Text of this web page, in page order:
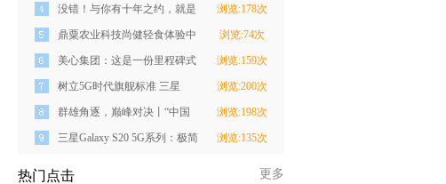
少儿迷你马拉松
没错！与你有十年之约，就是
这么霸道！
浏览:178次
鼎粟农业科技尚健轻食体验中
心开业庆典暨尚
浏览:74次
美心集团：这是一份里程碑式
的报告
浏览:159次
树立5G时代旗舰标准 三星
Galaxy S20系列正
浏览:200次
群雄角逐，巅峰对决丨“中国
女篮第一人”将
浏览:198次
三星Galaxy S20 5G系列：极简
浏览:135次
热门点击 更多